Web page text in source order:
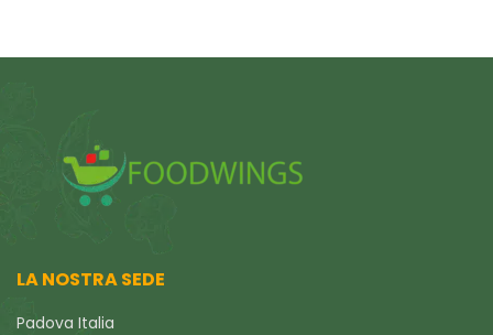
LA NOSTRA SEDE
Padova Italia